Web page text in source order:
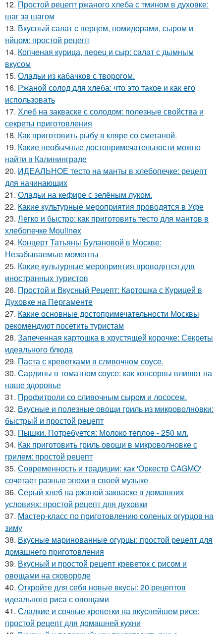
12. Простой рецепт ржаного хлеба с тмином в духовке:
шаг за шагом
13. Вкусный салат с перцем, помидорами, сыром и
яйцом: простой рецепт
14. Копченая курица, перец и сыр: салат с дымным
вкусом
15. Оладьи из кабачков с творогом.
16. Ржаной солод для хлеба: что это такое и как его
использовать
17. Хлеб на закваске с солодом: полезные свойства и
секреты приготовления
18. Как приготовить рыбу в кляре со сметаной.
19. Какие необычные достопримечательности можно
найти в Калининграде
20. ИДЕАЛЬНОЕ тесто на манты в хлебопечке: рецепт
для начинающих
21. Оладьи на кефире с зелёным луком.
22. Какие культурные мероприятия проводятся в Уфе
23. Легко и быстро: как приготовить тесто для мантов в
хлебопечке Moulinex
24. Концерт Татьяны Булановой в Москве:
Незабываемые моменты
25. Какие культурные мероприятия проводятся для
иностранных туристов
26. Простой и Вкусный Рецепт: Картошка с Курицей в
Духовке на Пергаменте
27. Какие основные достопримечательности Москвы
рекомендуют посетить туристам
28. Запеченная картошка в хрустящей корочке: Секреты
идеального блюда
29. Паста с креветками в сливочном соусе.
30. Сардины в томатном соусе: как консервы влияют на
наше здоровье
31. Профитроли со сливочным сыром и лососем.
32. Вкусные и полезные овощи гриль из микроволновки:
быстрый и простой рецепт
33. Пышки. Потребуется: Молоко теплое - 250 мл.
34. Как приготовить гриль овощи в микроволновке с
грилем: простой рецепт
35. Современность и традиции: как 'Оркестр CAGMO'
сочетает разные эпохи в своей музыке
36. Серый хлеб на ржаной закваске в домашних
условиях: простой рецепт для духовки
37. Мастер-класс по приготовлению соленых огурцов на
зиму
38. Вкусные маринованные огурцы: простой рецепт для
домашнего приготовления
39. Вкусный и простой рецепт креветок с рисом и
овощами на сковороде
40. Откройте для себя новые вкусы: 20 рецептов
идеального риса с овощами
41. Сладкие и сочные креветки на вкуснейшем рисе:
простой рецепт для домашней кухни